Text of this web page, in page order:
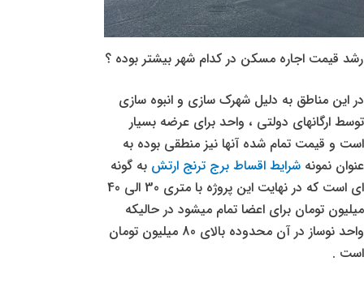
رشد قیمت اجاره مسکن در کدام شهر بیشتر بوده ؟
در این مناطق به دلیل شهرک سازی و انبوه سازی
توسط ارگانهای دولتی ، واحد برای عرضه بسیار
است و قیمت تمام شده آنها نیز منطقی بوده به
عنوان نمونه شرایط اقساط برج ترنج ارتش به گونه
ای است که در نهایت این پروژه با متری 30 الی 40
میلیون تومان برای اعضا تمام میشود در حالیکه
واحد نوساز در آن محدوده بالای 80 میلیون تومان
است .